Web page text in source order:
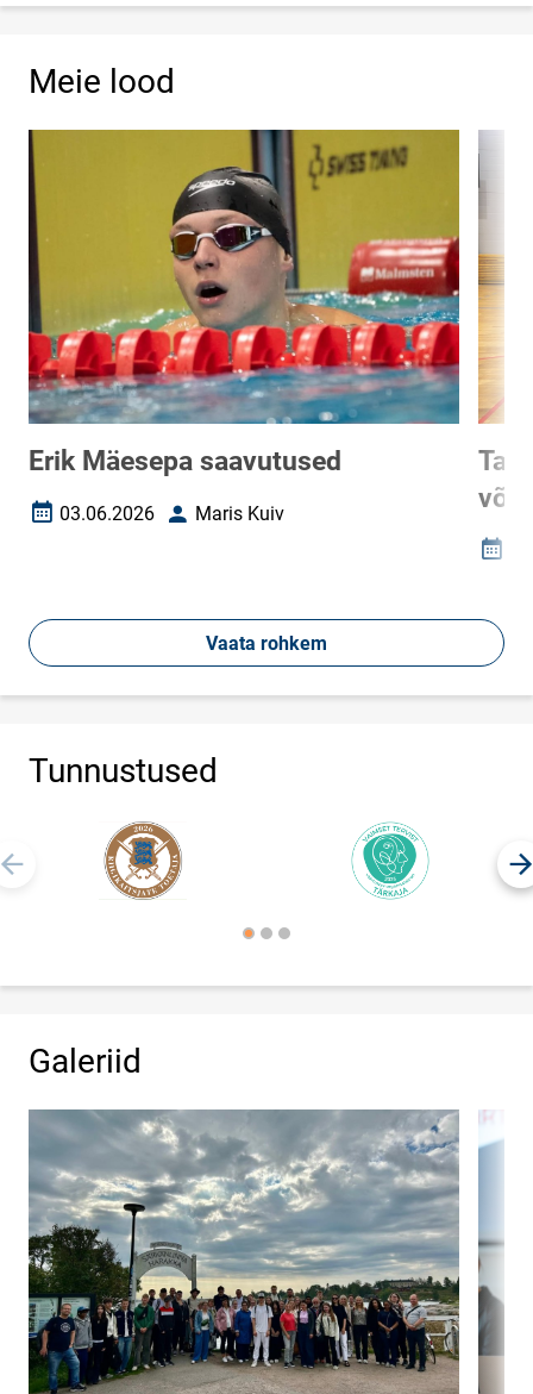
Meie lood
Erik Mäesepa saavutused
Loomise kuupäev
03.06.2026 AutorMaris Kuiv
Vaata rohkem
Tunnustused
Galeriid